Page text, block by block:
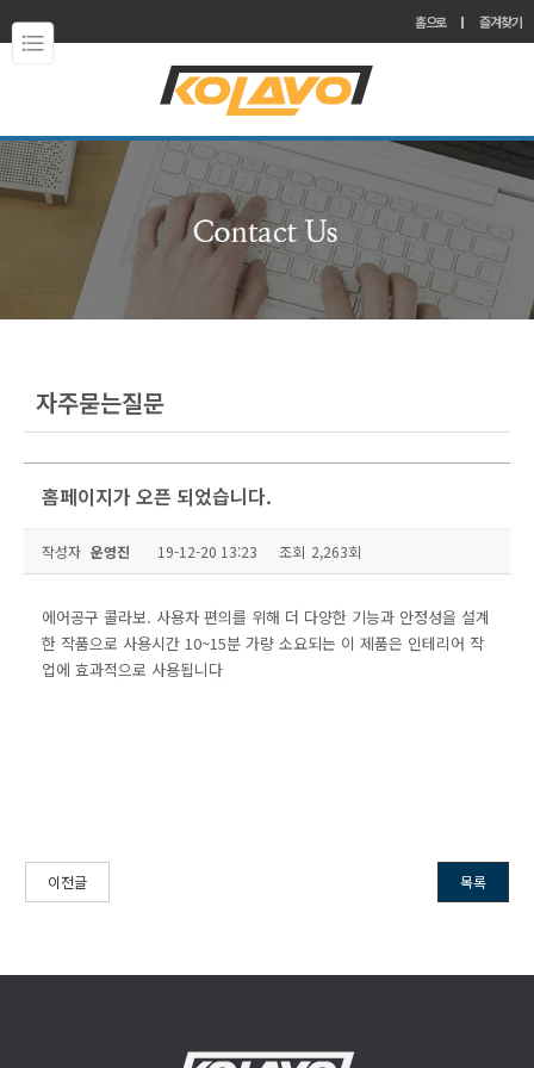
홈으로 즐겨찾기
자주묻는질문
홈페이지가 오픈 되었습니다.
작성자 운영진 19-12-20 13:23 조회 2,263회
에어공구 콜라보. 사용자 편의를 위해 더 다양한 기능과 안정성을 설계
한 작품으로 사용시간 10~15분 가량 소요되는 이 제품은 인테리어 작
업에 효과적으로 사용됩니다
이전글 목록